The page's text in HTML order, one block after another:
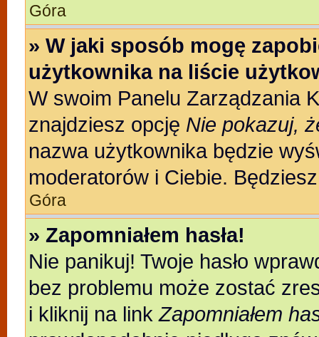
Góra
» W jaki sposób mogę
użytkownika na liście
W swoim Panelu Zarządzania
znajdziesz opcję Nie pokazuj,
nazwa użytkownika będzie
moderatorów i Ciebie.
Góra
» Zapomniałem hasła!
Nie panikuj! Twoje hasło
bez problemu może zostać
i kliknij na linkZapomniałem